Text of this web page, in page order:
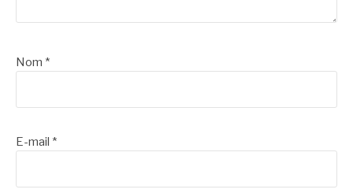
Nom *
E-mail *